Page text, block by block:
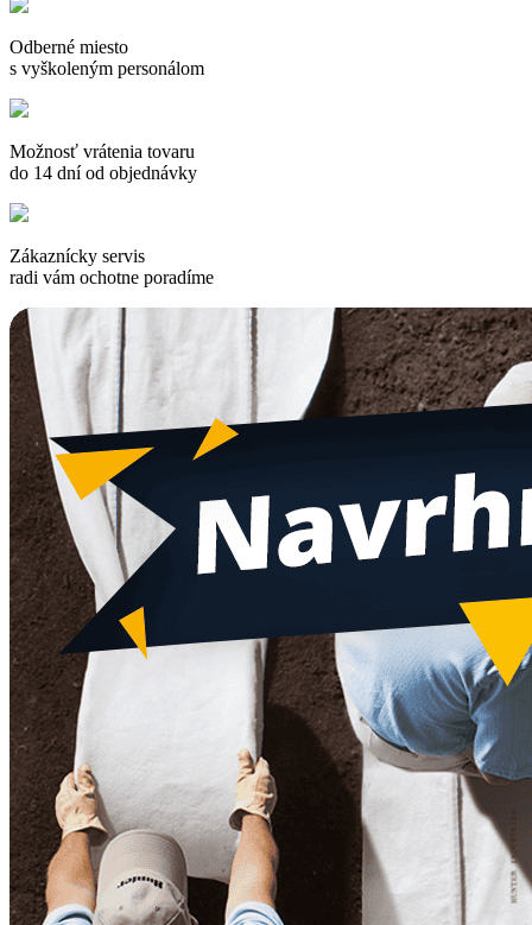
Odberné miesto
s vyškoleným personálom
Možnosť vrátenia tovaru
do 14 dní od objednávky
Zákaznícky servis
radi vám ochotne poradíme